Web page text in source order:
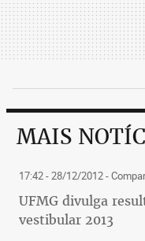
MAIS
17:42 - 28/12/2012-
UFMG divulga
vestibular 2013